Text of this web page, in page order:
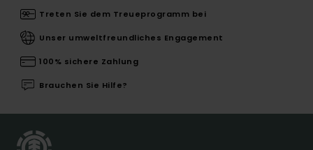
Treten Sie dem Treueprogramm bei
Unser umweltfreundliches Engagement
100% sichere Zahlung
Brauchen Sie Hilfe?